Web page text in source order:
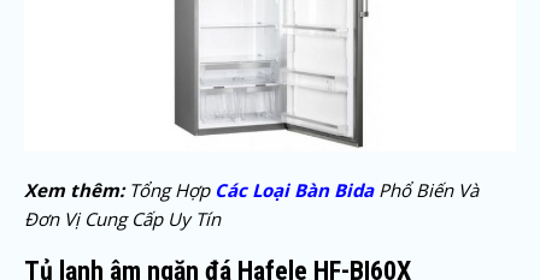
Xem thêm:Tổng HợpCác Loại Bàn BidaPhổ Biến Và
Đơn Vị Cung Cấp Uy Tín
Tủ lạnh âm ngăn đá Hafele HF-BI60X